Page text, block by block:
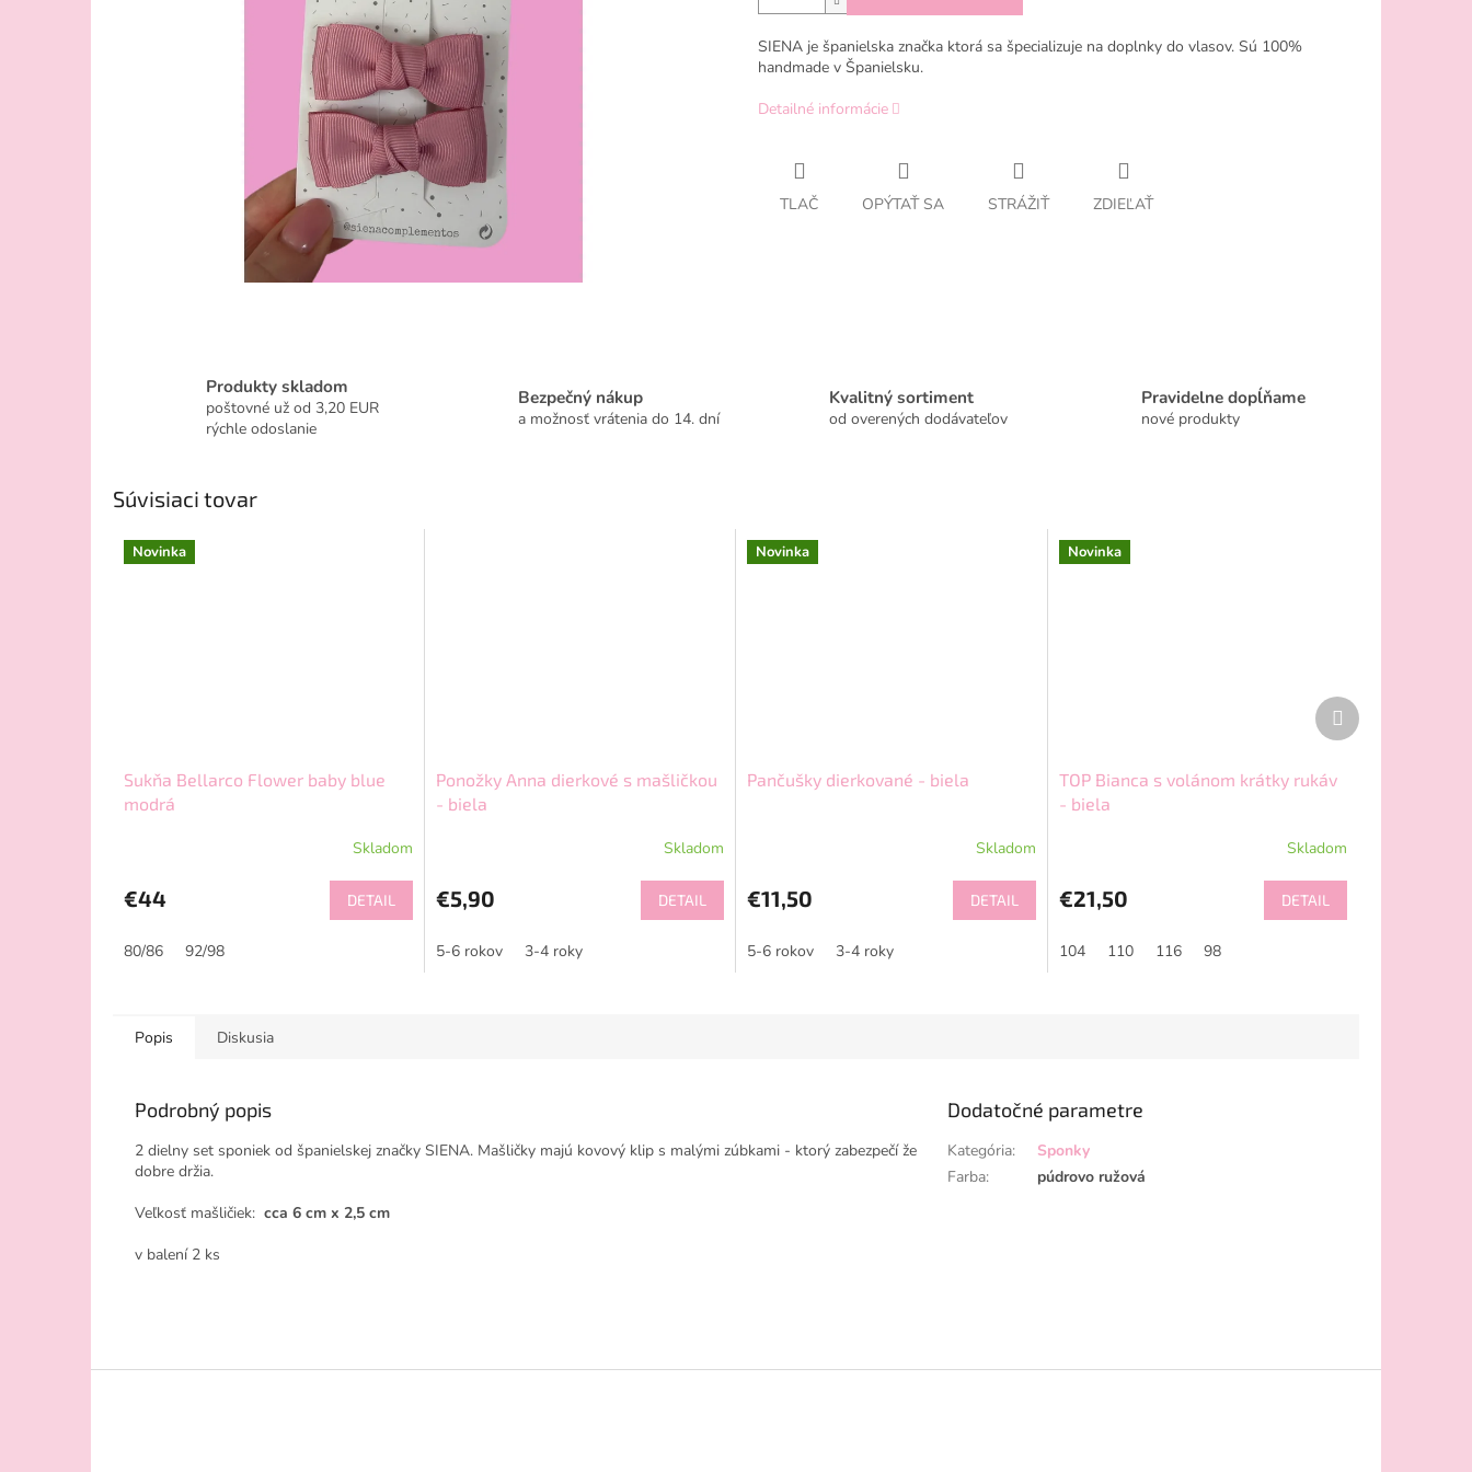
SIENA je španielska značka ktorá sa špecializuje na doplnky do vlasov. Sú 100%
handmade v Španielsku.
Detailné informácie
TLAČ OPÝTAŤ SA STRÁŽIŤ ZDIEĽAŤ
Produkty skladom
poštovné už od 3,20 EUR
rýchle odoslanie
Bezpečný nákup
a možnosť vrátenia do 14. dní
Kvalitný sortiment
od overených dodávateľov
Pravidelne dopĺňame
nové produkty
Súvisiaci tovar
Novinka
Sukňa Bellarco Flower baby blue
modrá
Skladom
€44 DETAIL
80/86 92/98
Ponožky Anna dierkové s mašličkou
- biela
Skladom
€5,90 DETAIL
5-6 rokov 3-4 roky
Novinka
Pančušky dierkované - biela
Skladom
€11,50 DETAIL
5-6 rokov 3-4 roky
Novinka
TOP Bianca s volánom krátky rukáv
- biela
Skladom
€21,50 DETAIL
104 110 116 98
Ďalší
produkt
Popis Diskusia
Podrobný popis
2 dielny set sponiek od španielskej značky SIENA. Mašličky majú kovový klip s malými zúbkami - ktorý zabezpečí že
dobre držia.
Veľkosť mašličiek: cca 6 cm x 2,5 cm
v balení 2 ks
Dodatočné parametre
Kategória:
Sponky
Farba: púdrovo ružová